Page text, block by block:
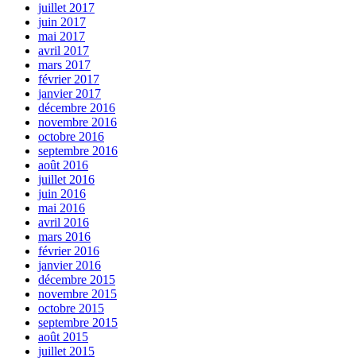
juillet 2017
juin 2017
mai 2017
avril 2017
mars 2017
février 2017
janvier 2017
décembre 2016
novembre 2016
octobre 2016
septembre 2016
août 2016
juillet 2016
juin 2016
mai 2016
avril 2016
mars 2016
février 2016
janvier 2016
décembre 2015
novembre 2015
octobre 2015
septembre 2015
août 2015
juillet 2015